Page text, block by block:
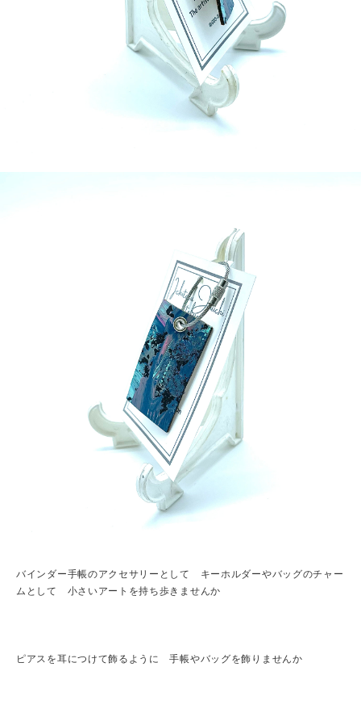
バインダー手帳のアクセサリーとして キーホルダーやバッグのチャー
ムとして 小さいアートを持ち歩きませんか
ピアスを耳につけて飾るように 手帳やバッグを飾りませんか